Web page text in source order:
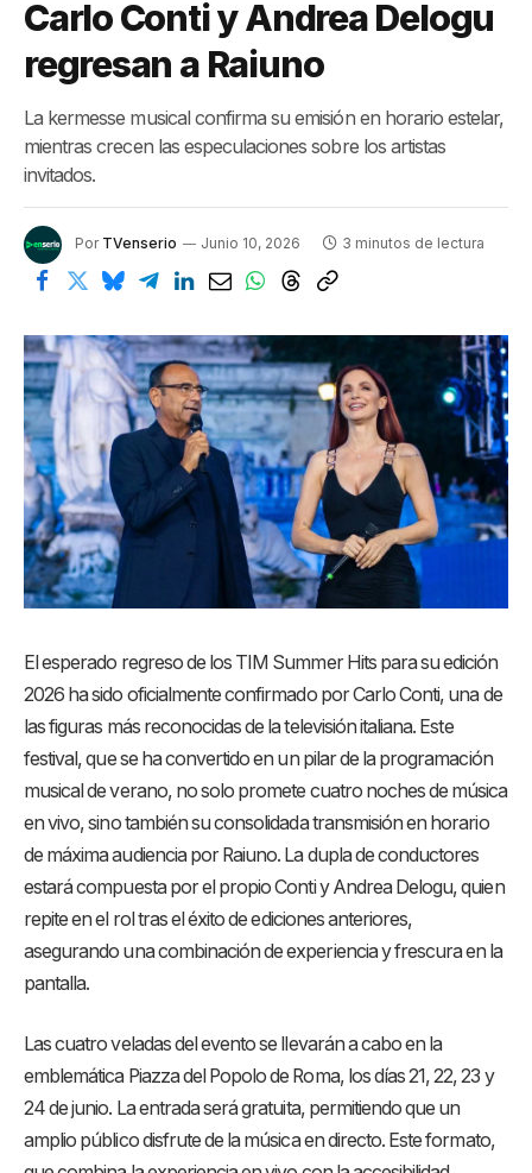
Carlo Conti y Andrea Delogu
regresan a Raiuno
La kermesse musical confirma su emisión en horario estelar,
mientras crecen las especulaciones sobre los artistas
invitados.
Por TVenserio Junio 10, 2026 3 minutos de lectura
El esperado regreso de los TIM Summer Hits para su edición
2026 ha sido oficialmente confirmado por Carlo Conti, una de
las figuras más reconocidas de la televisión italiana. Este
festival, que se ha convertido en un pilar de la programación
musical de verano, no solo promete cuatro noches de música
en vivo, sino también su consolidada transmisión en horario
de máxima audiencia por Raiuno. La dupla de conductores
estará compuesta por el propio Conti y Andrea Delogu, quien
repite en el rol tras el éxito de ediciones anteriores,
asegurando una combinación de experiencia y frescura en la
pantalla.
Las cuatro veladas del evento se llevarán a cabo en la
emblemática Piazza del Popolo de Roma, los días 21, 22, 23 y
24 de junio. La entrada será gratuita, permitiendo que un
amplio público disfrute de la música en directo. Este formato,